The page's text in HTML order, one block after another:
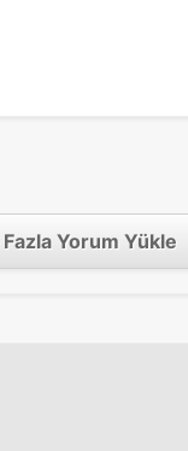
Fazla Yorum Yükle